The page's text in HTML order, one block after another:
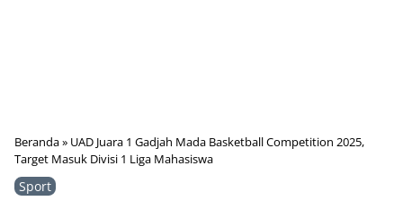
Beranda» UAD Juara 1 Gadjah Mada Basketball Competition 2025,
Target Masuk Divisi 1 Liga Mahasiswa
Sport